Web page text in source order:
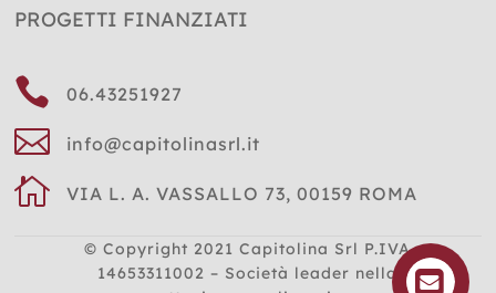
PROGETTI FINANZIATI
 06.43251927
 info@capitolinasrl.it
 VIA L. A. VASSALLO 73, 00159 ROMA
© Copyright 2021Capitolina Srl P.IVA
14653311002 – Società leader nella